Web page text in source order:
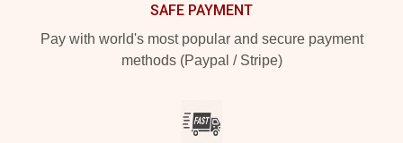
SAFE PAYMENT
Pay with world's most popular and secure payment
methods (Paypal / Stripe)